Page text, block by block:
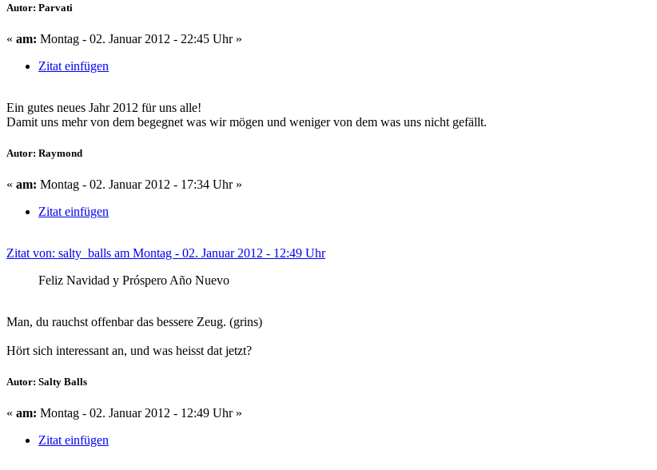
Autor: Parvati
« am: Montag - 02. Januar 2012 - 22:45 Uhr »
Zitat einfügen
Ein gutes neues Jahr 2012 für uns alle!
Damit uns mehr von dem begegnet was wir mögen und weniger von dem was uns nicht gefällt.
Autor: Raymond
« am: Montag - 02. Januar 2012 - 17:34 Uhr »
Zitat einfügen
Zitat von: salty_balls am Montag - 02. Januar 2012 - 12:49 Uhr
Feliz Navidad y Próspero Año Nuevo
Man, du rauchst offenbar das bessere Zeug. (grins)
Hört sich interessant an, und was heisst dat jetzt?
Autor: Salty Balls
« am: Montag - 02. Januar 2012 - 12:49 Uhr »
Zitat einfügen